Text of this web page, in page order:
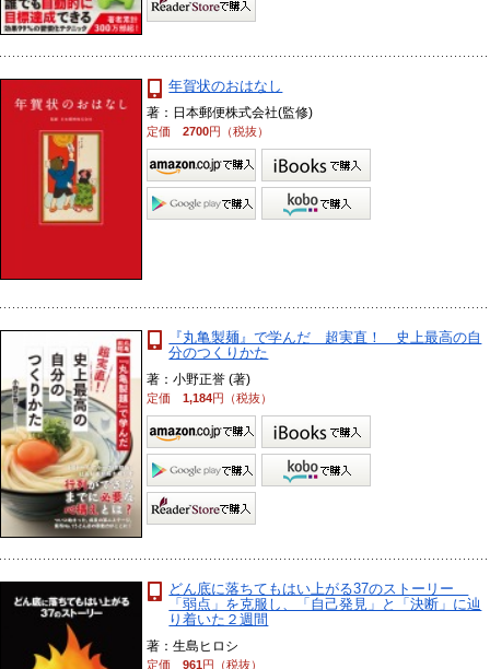
年賀状のおはなし
著：日本郵便株式会社(監修)
定価2700円（税抜）
『丸亀製麺』で学んだ 超実直！ 史上最高の自
分のつくりかた
著：小野正誉 (著)
定価1,184円（税抜）
どん底に落ちてもはい上がる37のストーリー
「弱点」を克服し、「自己発見」と「決断」に辿
り着いた２週間
著：生島ヒロシ
定価961円（税抜）